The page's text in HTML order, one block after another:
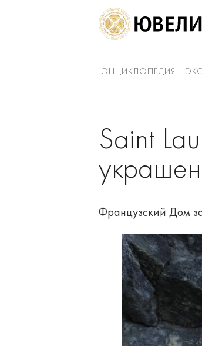
ЭНЦИКЛОПЕДИЯ
Saint
Французский Дом